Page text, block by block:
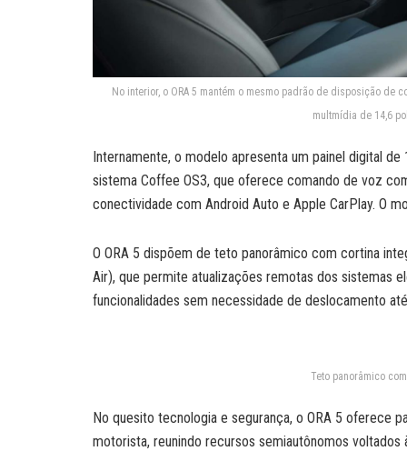
No interior, o ORA 5 mantém o mesmo padrão de disposição de
multmídia de 14,6
Internamente, o modelo apresenta um painel digital
sistema Coffee OS3, que oferece comando de voz
conectividade com Android Auto e Apple CarPlay. O
O ORA 5 dispõem de teto panorâmico com cortina
Air), que permite atualizações remotas dos sistemas
funcionalidades sem necessidade de deslocamento
Teto panorâmico
No quesito tecnologia e segurança, o ORA 5 oferece
motorista, reunindo recursos semiautônomos